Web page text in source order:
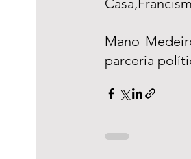
Mano
parceria